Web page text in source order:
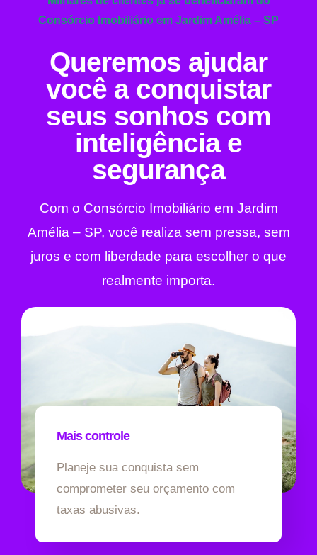
Consórcio Imobiliário em Jardim Amélia – SP
Queremos ajudar
você a conquistar
seus sonhos com
inteligência e
segurança
Com o Consórcio Imobiliário em Jardim
Amélia – SP, você realiza sem pressa, sem
juros e com liberdade para escolher o que
realmente importa.
Mais controle
Planeje sua conquista sem
comprometer seu orçamento com
taxas abusivas.